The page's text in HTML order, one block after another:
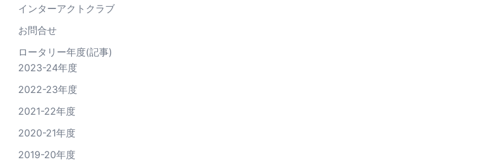
インターアクトクラブ
お問合せ
ロータリー年度(記事)
2023-24年度
2022-23年度
2021-22年度
2020-21年度
2019-20年度